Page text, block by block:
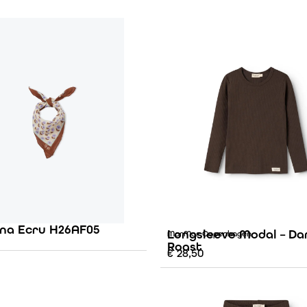
Ecru H26AF05 MarMar Copenhagen
Longsleeve Modal –
Roast
€28,50